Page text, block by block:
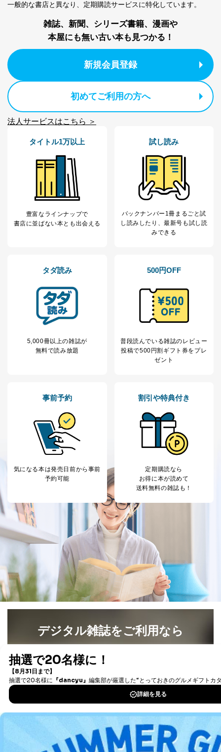
ービス等をご利用
の方の個人情報
ス、キャンペーン等の広告の案内
個人が特定できない形で取得した
閲覧履歴や購買履歴等の情報を分
広告のため
2 いただいた方の個
処、オペレーター教育など応対品
質向上のため
Aサービス利用者
カスタマーQ＆Aサイトの投稿内容
の確認のため
ｅメール等によるカスタマーQ＆A
ス、キャンペーン等の広告に関す
採用応募者の方の
採用選考、ご連絡のため
当社の従業者の個
人事、総務などの雇用管理等のた
パートナー（提携
企業）からの委託
購入商品配送のため
提携企業及びお客様がご購入され
た商品の発売元企業からのｅメー
SNS公式アカウン
トに登録された方
の個人情報
当社のサービス利用状況の把握お
お問い合わせ対応、トラブル対
処、オペレーター教育など応対品
その他当社のプライバシーポリシ
※上記の利用目的のうちNo.1～5については保有個人デ
ータ（開示対象個人情報）の利用目的であり、下記4.の
ます。
３．個人情報の第三者提供について
当社は、取得した個人情報を適切に管理し､あらかじめ
本人の同意を得ることなく第三者に提供することはあり
ません。ただし、次の場合は除きます。
法令に基づく場合
人の生命､身体または財産の保護のために必要がある
場合であって、本人の同意を得ることが困難であると
公衆衛生の向上または児童の健全な育成の推進のため
に特に必要がある場合であって、本人の同意を得るこ
とが困難である場合。
国の機関もしくは地方公共団体またはその委託を受け
た者が法令の定める事務を遂行することに対して協力
する必要がある場合であって、本人の同意を得ること
により当該事務の遂行に支障を及ぼすおそれがあると
上記２．の利用目的を実施するために守秘義務を結ん
だ企業に、業務の一部として個人情報の取扱いを委
託・提供する場合、その業務に必要な範囲で委託・提
供先企業に個人情報を開示することがあります。
が、これらに限りません。
委託先：カスタマーサポート支援会社 、クレジッ
トカード決済などの決済代行・料金回収会社、広
告配信サービス会社
提供先：出版社、出版物発売元、卸売会社、販売
店など商品の供給者、梱包会社、配送会社、新聞
販売店などの梱包・配送・配達会社
４．開示対象個人情報の「開示」「訂正」等の請求につ
いて
当社は、本人から、開示対象個人情報について利用目的
の通知を求められた場合には、遅滞なくこれに応じま
す。ただし、以下①～④のいずれかに該当する場合は、
一般的な書店と異なり、 定期購読サービスに特化しています。
雑誌、新聞、シリーズ書籍、漫画や
本屋にも無い古い本も見つかる！
新規会員登録
初めてご利用の方へ
法人サービスはこちら ＞
タイトル1万以上
豊富なラインナップで
書店に並ばない本とも出会える
試し読み
バックナンバー1冊まるごと試
し読み したり、最新号も試し読
みできる
タダ読み
5,000冊以上の雑誌が
無料で読み放題
500円OFF
普段読んでいる雑誌のレビュー
投稿で500円割ギフト券をプレ
ゼント
事前予約
気になる本は発売日前から事前
予約可能
割引や特典付き
定期購読なら
お得に本が読めて
送料無料の雑誌も！
デジタル雑誌をご利用なら
書籍）が無料で読み放題！
DOWNLOAD FOR IOS
DOWNLOAD FOR ANDROID